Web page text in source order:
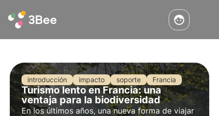
introducción impacto soporte Francia
Turismo lento en Francia: una
ventaja para la biodiversidad
En los últimos años, una nueva forma de viajar